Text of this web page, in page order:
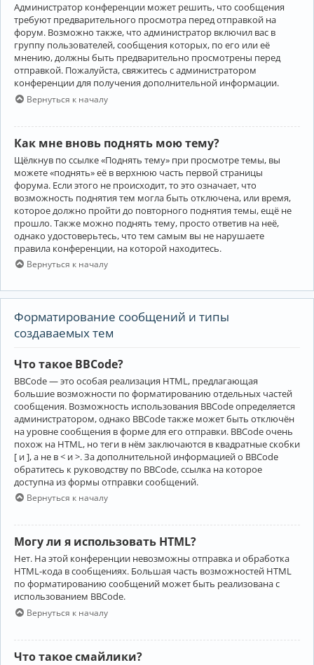
Администратор конференции может решить, что сообщения
требуют предварительного просмотра перед отправкой на
форум. Возможно также, что администратор включил вас в
группу пользователей, сообщения которых, по его или её
мнению, должны быть предварительно просмотрены перед
отправкой. Пожалуйста, свяжитесь с администратором
конференции для получения дополнительной информации.
Вернуться к началу
Как мне вновь поднять мою тему?
Щёлкнув по ссылке «Поднять тему» при просмотре темы, вы
можете «поднять» её в верхнюю часть первой страницы
форума. Если этого не происходит, то это означает, что
возможность поднятия тем могла быть отключена, или время,
которое должно пройти до повторного поднятия темы, ещё не
прошло. Также можно поднять тему, просто ответив на неё,
однако удостоверьтесь, что тем самым вы не нарушаете
правила конференции, на которой находитесь.
Вернуться к началу
Форматирование сообщений и типы
создаваемых тем
Что такое BBCode?
BBCode — это особая реализация HTML, предлагающая
большие возможности по форматированию отдельных частей
сообщения. Возможность использования BBCode определяется
администратором, однако BBCode также может быть отключён
на уровне сообщения в форме для его отправки. BBCode очень
похож на HTML, но теги в нём заключаются в квадратные скобки
[ и ], а не в < и >. За дополнительной информацией о BBCode
обратитесь к руководству по BBCode, ссылка на которое
доступна из формы отправки сообщений.
Вернуться к началу
Могу ли я использовать HTML?
Нет. На этой конференции невозможны отправка и обработка
HTML-кода в сообщениях. Большая часть возможностей HTML
по форматированию сообщений может быть реализована с
использованием BBCode.
Вернуться к началу
Что такое смайлики?